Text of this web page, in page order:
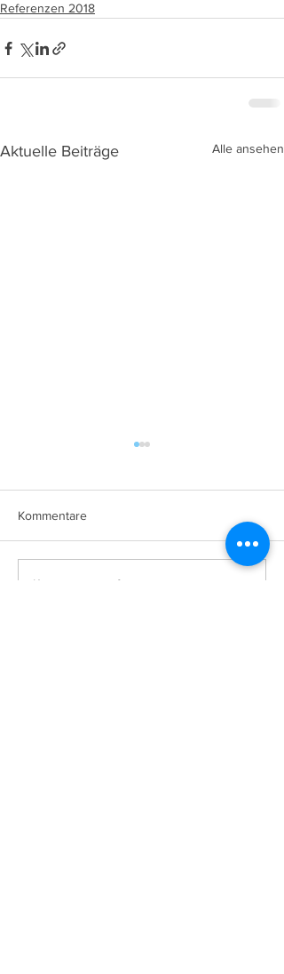
Referenzen 2018
Aktuelle Beiträge Alle ansehen
Spleiss AG Zürich
Kommentare
Kommentar verfassen...